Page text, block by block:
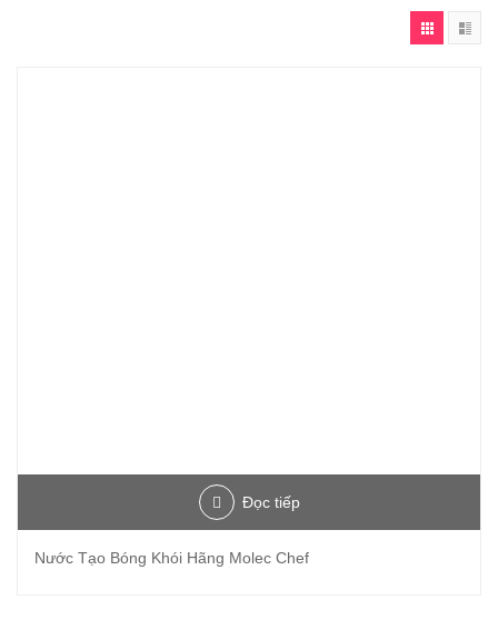
Đọc tiếp
Nước Tạo Bóng Khói Hãng Molec Chef